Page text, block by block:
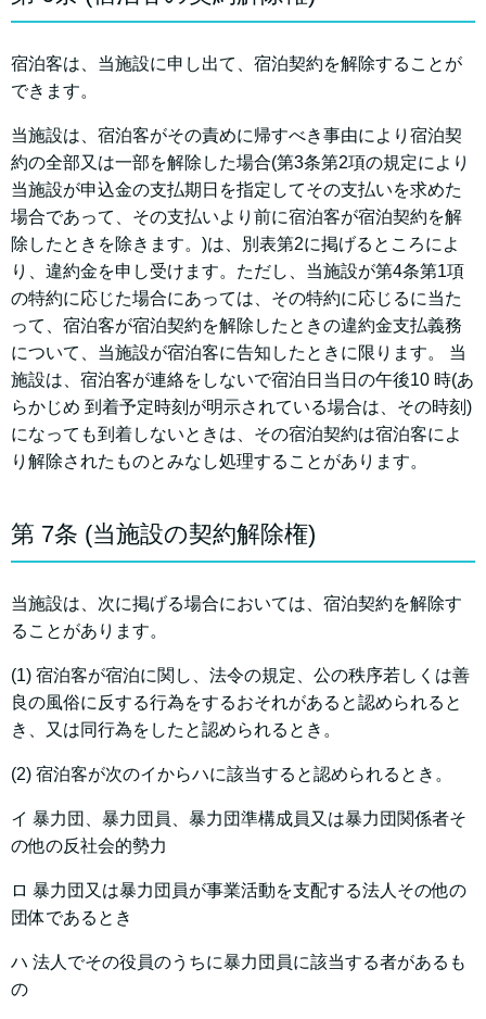
宿泊客は、当施設に申し出て、宿泊契約を解除することが
できます。
当施設は、宿泊客がその責めに帰すべき事由により宿泊契
約の全部又は一部を解除した場合(第3条第2項の規定により
当施設が申込金の支払期日を指定してその支払いを求めた
場合であって、その支払いより前に宿泊客が宿泊契約を解
除したときを除きます。)は、別表第2に掲げるところによ
り、違約金を申し受けます。ただし、当施設が第4条第1項
の特約に応じた場合にあっては、その特約に応じるに当た
って、宿泊客が宿泊契約を解除したときの違約金支払義務
について、当施設が宿泊客に告知したときに限ります。 当
施設は、宿泊客が連絡をしないで宿泊日当日の午後10 時(あ
らかじめ 到着予定時刻が明示されている場合は、その時刻)
になっても到着しないときは、その宿泊契約は宿泊客によ
り解除されたものとみなし処理することがあります。
第 7条 (当施設の契約解除権)
当施設は、次に掲げる場合においては、宿泊契約を解除す
ることがあります。
(1) 宿泊客が宿泊に関し、法令の規定、公の秩序若しくは善
良の風俗に反する行為をするおそれがあると認められると
き、又は同行為をしたと認められるとき。
(2) 宿泊客が次のイからハに該当すると認められるとき。
イ 暴力団、暴力団員、暴力団準構成員又は暴力団関係者そ
の他の反社会的勢力
ロ 暴力団又は暴力団員が事業活動を支配する法人その他の
団体であるとき
ハ 法人でその役員のうちに暴力団員に該当する者があるも
の